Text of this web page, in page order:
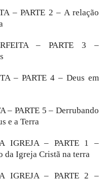
– PARTE 2 – A relação
– PARTE 3 –
– PARTE 4 – Deus em
– PARTE 5 – Derrubando
e a Terra
IGREJA – PARTE 1 –
da Igreja Cristã na terra
IGREJA – PARTE 2 –